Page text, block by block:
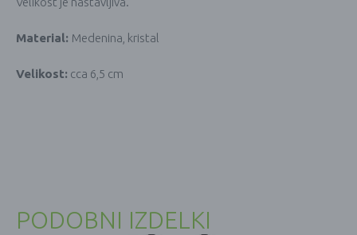
Material: Medenina, kristal
Velikost: cca 6,5 cm
PODOBNI IZDELKI